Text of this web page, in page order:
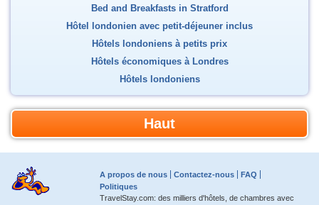
Bed and Breakfasts in Stratford
Hôtel londonien avec petit-déjeuner inclus
Hôtels londoniens à petits prix
Hôtels économiques à Londres
Hôtels londoniens
Haut
A propos de nous Contactez-nous
FAQ
Politiques
TravelStay.com: des milliers d'hôtels, de chambres avec